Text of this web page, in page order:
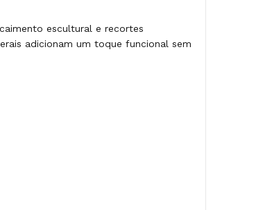
escultural e recortes
adicionam um toque funcional sem